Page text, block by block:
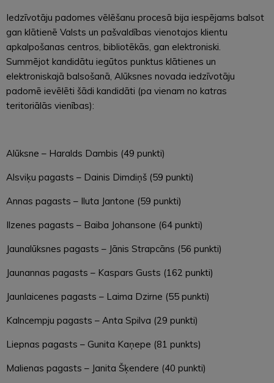
Iedzīvotāju padomes vēlēšanu procesā bija iespējams balsot
gan klātienē Valsts un pašvaldības vienotajos klientu
apkalpošanas centros, bibliotēkās, gan elektroniski.
Summējot kandidātu iegūtos punktus klātienes un
elektroniskajā balsošanā, Alūksnes novada iedzīvotāju
padomē ievēlēti šādi kandidāti (pa vienam no katras
teritoriālās vienības):
Alūksne – Haralds Dambis (49 punkti)
Alsviķu pagasts – Dainis Dimdiņš (59 punkti)
Annas pagasts – Iluta Jantone (59 punkti)
Ilzenes pagasts – Baiba Johansone (64 punkti)
Jaunalūksnes pagasts – Jānis Strapcāns (56 punkti)
Jaunannas pagasts – Kaspars Gusts (162 punkti)
Jaunlaicenes pagasts – Laima Dzirne (55 punkti)
Kalncempju pagasts – Anta Spilva (29 punkti)
Liepnas pagasts – Gunita Kaņepe (81 punkts)
Malienas pagasts – Janita Šķendere (40 punkti)